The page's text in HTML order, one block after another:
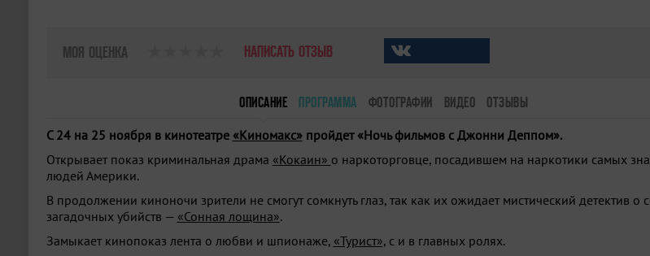
МОЯ ОЦЕНКА НАПИСАТЬ ОТЗЫВ
ОПИСАНИЕ ПРОГРАММА ФОТОГРАФИИ ВИДЕО ОТЗЫВЫ
C 24 на 25 ноября в кинотеатре «Киномакс»пройдет «Ночь фильмов с Джонни Деппом».
Открывает показ криминальная драма «Кокаин» о наркоторговце, посадившем на наркотики самых
людей Америки.
В продолжении киноночи зрители не смогут сомкнуть глаз, так как их ожидает мистический детектив о
загадочных убийств — «Сонная лощина».
Замыкает кинопоказ лента о любви и шпионаже, «Турист»,с и в главных ролях.